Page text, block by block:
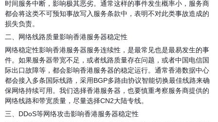
时间服务中断，影响极其恶劣。通常这样的事件发生概率小，服务商
都会将这类不可预知事故写入服务条款中，表明不对此类事故造成的
损失负责。
二、网络线路质量影响香港服务器稳定性
网络稳定性影响香港服务器服务连续性，是最常见也是最易发生的事
件。如果服务器带宽不足，或者线路质量存在问题，或者中国电信国
际出口故障等，都会影响香港服务器的稳定运行。通常香港数据中心
都会接入多条国际线路，采用BGP多路由协议智能切换最佳线路来确
保网络持续可用。我们选择香港服务器，也要慎重考察服务商提供的
网络线路和带宽质量，尽量选择CN2大陆专线。
三、DDoS等网络攻击影响香港服务器稳定性